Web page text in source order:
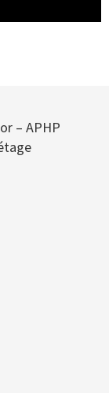
– APHP